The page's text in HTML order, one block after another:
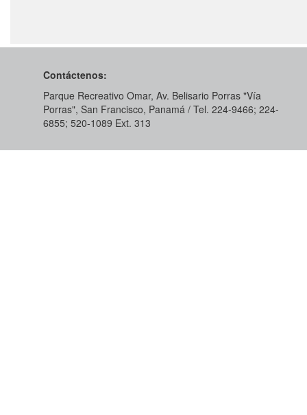
Contáctenos:
Parque Recreativo Omar, Av. Belisario Porras "Vía
Porras", San Francisco, Panamá / Tel. 224-9466; 224-
6855; 520-1089​ Ext. 313